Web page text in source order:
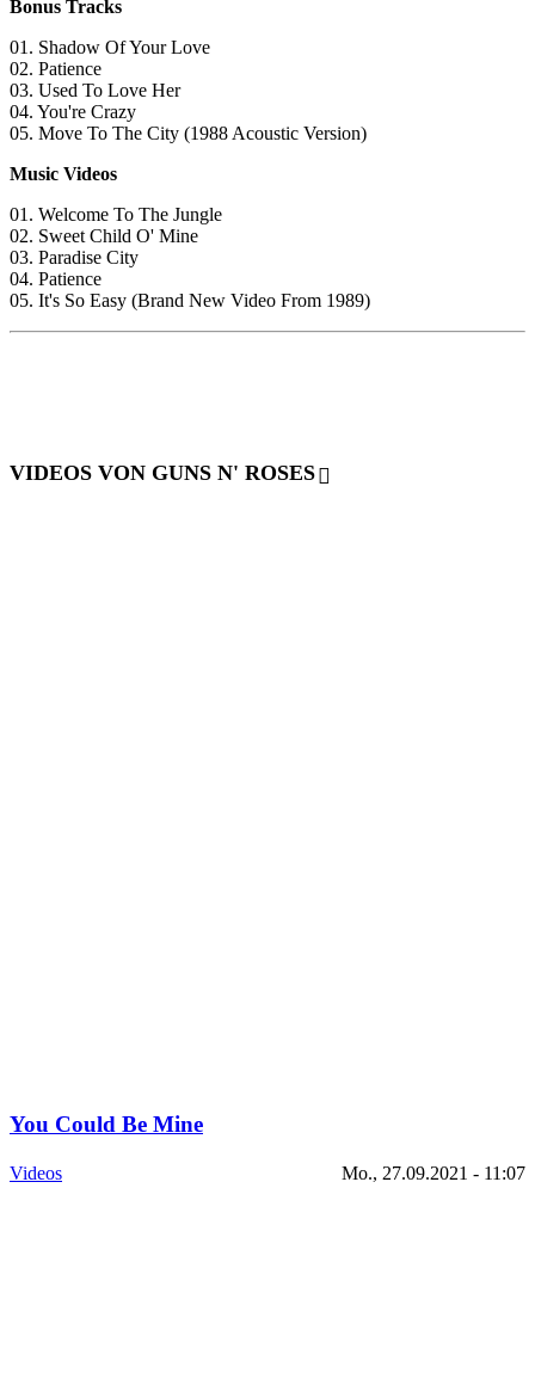
Bonus Tracks
01. Shadow Of Your Love
02. Patience
03. Used To Love Her
04. You're Crazy
05. Move To The City (1988 Acoustic Version)
Music Videos
01. Welcome To The Jungle
02. Sweet Child O' Mine
03. Paradise City
04. Patience
05. It's So Easy (Brand New Video From 1989)
VIDEOS VON GUNS N' ROSES
You Could Be Mine
Videos Mo., 27.09.2021 - 11:07